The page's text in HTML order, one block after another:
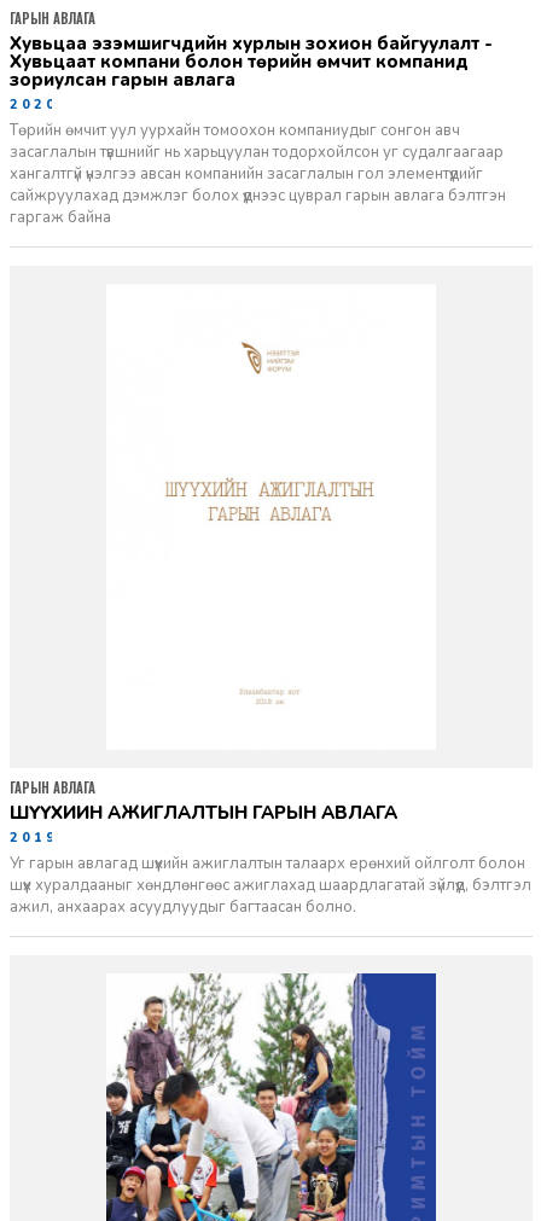
Хувьцаа эзэмшигчдийн хурлын зохион байгуулалт -
Хувьцаат компани болон төрийн өмчит компанид
зориулсан гарын авлага
2020-04-23
Төрийн өмчит уул уурхайн томоохон компаниудыг сонгон авч
засаглалын түвшнийг нь харьцуулан тодорхойлсон уг судалгаагаар
хангалтгүй үнэлгээ авсан компанийн засаглалын гол элементүүдийг
сайжруулахад дэмжлэг болох үүднээс цуврал гарын авлага бэлтгэн
гаргаж байна
ГАРЫН АВЛАГА
ШҮҮХИЙН АЖИГЛАЛТЫН ГАРЫН АВЛАГА
2019-02-14
Уг гарын авлагад шүүхийн ажиглалтын талаарх ерөнхий ойлголт болон
шүүх хуралдааныг хөндлөнгөөс ажиглахад шаардлагатай зүйлүүд, бэлтгэл
ажил, анхаарах асуудлуудыг багтаасан болно.
ГАРЫН АВЛАГА